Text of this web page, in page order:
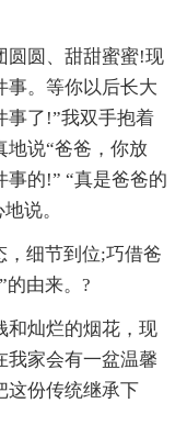
圆圆、甜甜蜜蜜!现
事。等你以后长大
事了!”我双手抱着
地说“爸爸，你放
的!” “真是爸爸的
说。
，细节到位;巧借爸
的由来。?
和灿烂的烟花，现
我家会有一盆温馨
这份传统继承下